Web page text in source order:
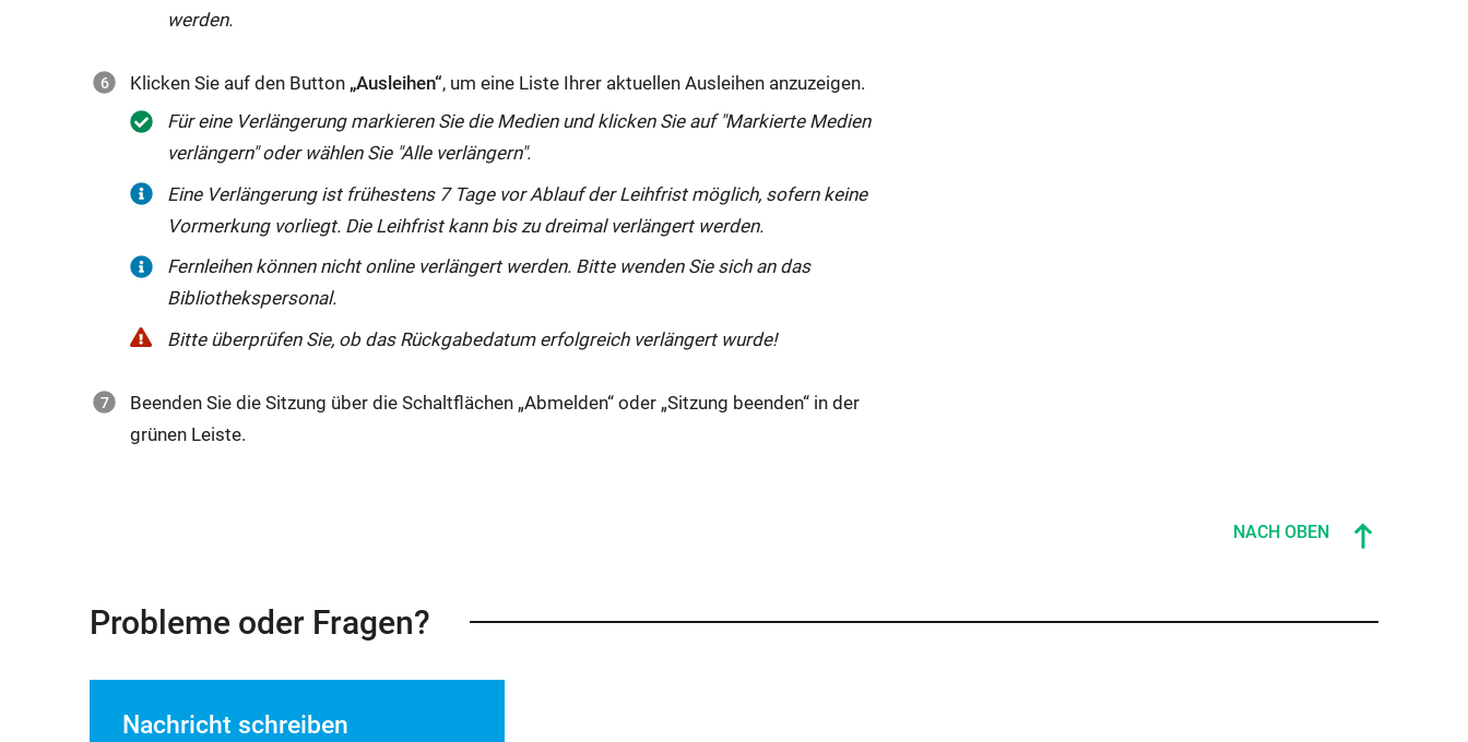
werden.
Klicken Sie auf den Button „Ausleihen“, um eine Liste Ihrer aktuellen Ausleihen anzuzeigen.
Für eine Verlängerung markieren Sie die Medien und klicken Sie auf "Markierte Medien
verlängern" oder wählen Sie "Alle verlängern".
Eine Verlängerung ist frühestens 7 Tage vor Ablauf der Leihfrist möglich, sofern keine
Vormerkung vorliegt. Die Leihfrist kann bis zu dreimal verlängert werden.
Fernleihen können nicht online verlängert werden. Bitte wenden Sie sich an das
Bibliothekspersonal.
Bitte überprüfen Sie, ob das Rückgabedatum erfolgreich verlängert wurde!
Beenden Sie die Sitzung über die Schaltflächen „Abmelden“ oder „Sitzung beenden“ in der
grünen Leiste.
NACH OBEN
Probleme oder Fragen?
Nachricht schreiben